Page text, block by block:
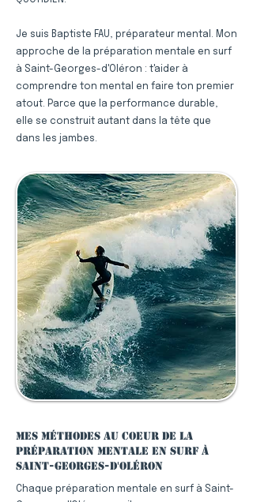
Je suis Baptiste FAU, préparateur mental. Mon
approche de la préparation mentale en surf
à Saint-Georges-d'Oléron : t'aider à
comprendre ton mental en faire ton premier
atout. Parce que la performance durable,
elle se construit autant dans la tête que
dans les jambes.
Mes méthodes au coeur de la
préparation mentale en surf à
Saint-Georges-d'Oléron
Chaque préparation mentale en surf à Saint-